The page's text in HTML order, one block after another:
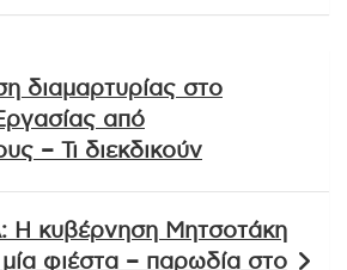
διαμαρτυρίας στο
από
– Τι διεκδικούν
Η κυβέρνηση Μητσοτάκη
φιέστα – παρωδία στο